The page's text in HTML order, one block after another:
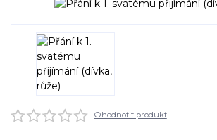
Ohodnotit produkt